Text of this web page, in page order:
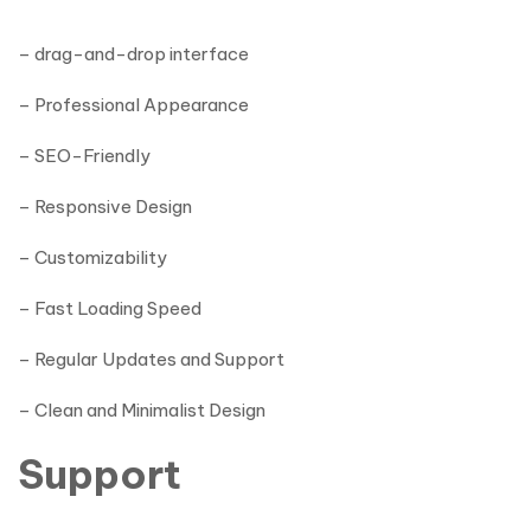
– drag-and-drop interface
– Professional Appearance
– SEO-Friendly
– Responsive Design
– Customizability
– Fast Loading Speed
– Regular Updates and Support
– Clean and Minimalist Design
Support